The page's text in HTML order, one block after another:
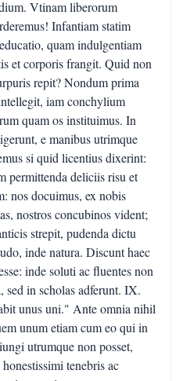
Vtinam liberorum
Infantiam statim
quam indulgentiam
et corporis frangit. Quid non
repit? Nondum prima
iam conchylium
quam os instituimus. In
e manibus utrimque
si quid licentius dixerint:
permittenda deliciis risu et
nos docuimus, ex nobis
nostros concubinos vident;
strepit, pudenda dictu
inde natura. Discunt haec
inde soluti ac fluentes non
sed in scholas adferunt. IX.
unus uni." Ante omnia nihil
unum etiam cum eo qui in
utrumque non posset,
tenebris ac